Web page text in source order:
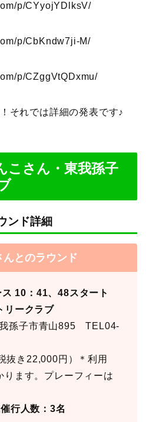
p/CYyojYDlksV/
p/CbKndw7ji-M/
p/CZggVtQDxmu/
それでは詳細の発表です♪
こさん・東我孫子
ンド詳細
んとのラウンド
10 ：41、48スタート
リークラブ
孫子市青山895 TEL04-
抜き22,000円）＊利用
ります。プレーフィーは
行人数：3名